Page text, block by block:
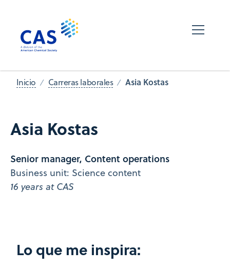
Inicio Carreras laborales Asia Kostas
Asia Kostas
Senior manager, Content operations
Business unit: Science content
16 years at CAS
Lo que me inspira: